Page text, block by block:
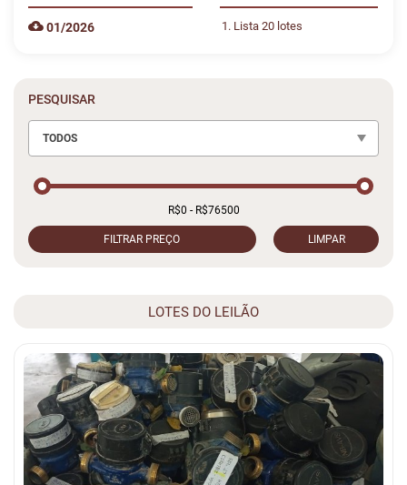
01/2026 Lista 20 lotes
PESQUISAR
TODOS
FILTRAR PREÇO LIMPAR
LOTES DO LEILÃO